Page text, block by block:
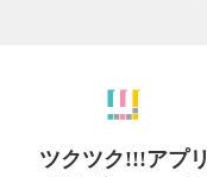
ツクツク!!!アプリ